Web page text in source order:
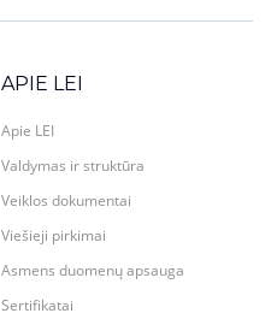
APIE LEI
Apie LEI
Valdymas ir struktūra
Veiklos dokumentai
Viešieji pirkimai
Asmens duomenų apsauga
Sertifikatai